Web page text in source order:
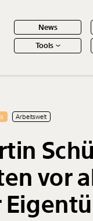
News
Tools
Arbeitswelt
vor